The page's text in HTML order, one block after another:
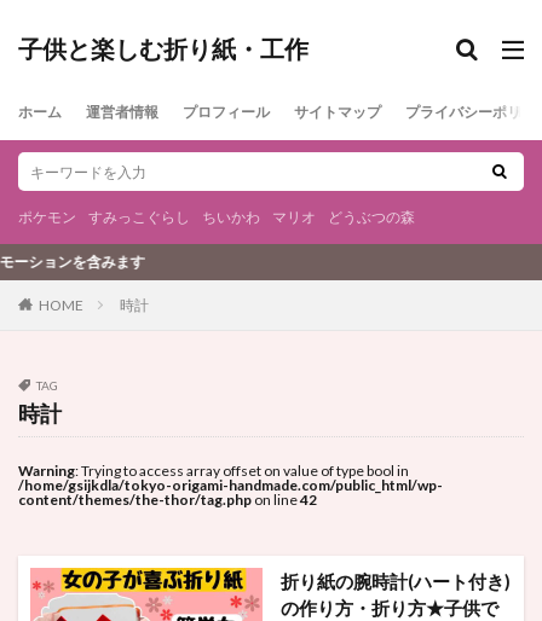
子供と楽しむ折り紙・工作
ホーム 運営者情報 プロフィール サイトマップ プライバシーポリシ
ポケモン すみっこぐらし ちいかわ マリオ どうぶつの森
ョンを含みます
HOME 時計
TAG
時計
Warning: Trying to access array offset on value of type bool in
/home/gsijkdla/tokyo-origami-handmade.com/public_html/wp-
content/themes/the-thor/tag.php on line42
折り紙の腕時計(ハート付き)
の作り方・折り方★子供で